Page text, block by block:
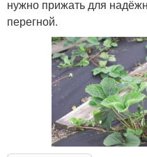
нужно прижать для
перегной.